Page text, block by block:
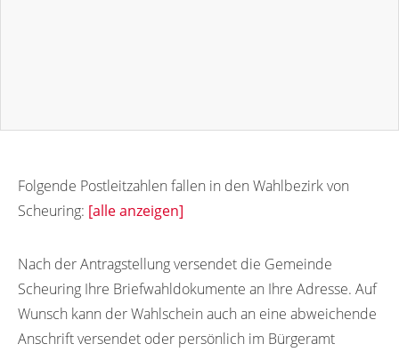
Folgende Postleitzahlen fallen in den Wahlbezirk von
Scheuring: [alle anzeigen]
Nach der Antragstellung versendet die Gemeinde
Scheuring Ihre Briefwahldokumente an Ihre Adresse. Auf
Wunsch kann der Wahlschein auch an eine abweichende
Anschrift versendet oder persönlich im Bürgeramt